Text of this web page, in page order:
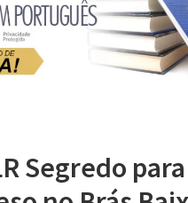
Segredo para